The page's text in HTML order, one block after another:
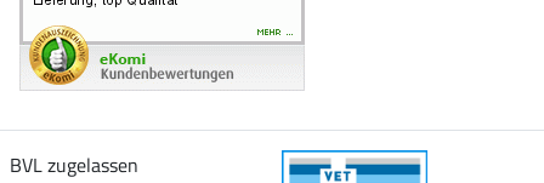
BVL zugelassen